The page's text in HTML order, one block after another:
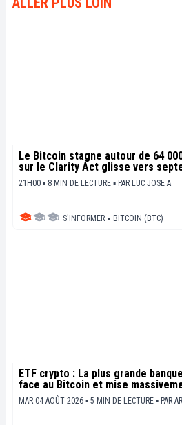
sociétaux de cette révolution en
Le Bitcoin stagne autour de 64
sur le Clarity Act glisse vers
21H00 ▪ 8 MIN DE LECTURE ▪ PAR LUC JOSE A.
S'INFORMER ▪ BITCOIN (BTC)
ETF crypto : La plus grande
face au Bitcoin et mise
MAR 04 AOÛT 2026 ▪ 5 MIN DE LECTURE ▪ PAR